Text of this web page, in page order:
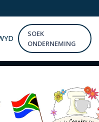
SOEK
ONDERNEMING